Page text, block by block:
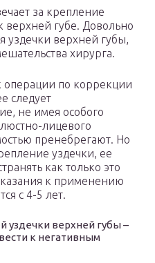
за крепление
верхней губе. Довольно
уздечки верхней губы,
хирурга.
операции по коррекции
следует
не имея особого
лицевого
пренебрегают. Но
уздечки, ее
как только это
к применению
с 4-5 лет.
верхней губы –
к негативным